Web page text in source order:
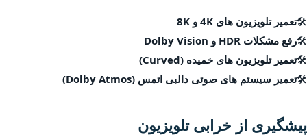
🛠تعمیر تلویزیون های 4K و 8K
🛠رفع مشکلات HDR و Dolby Vision
🛠تعمیر تلویزیون های خمیده (Curved)
🛠تعمیر سیستم های صوتی دالبی اتمس (Dolby Atmos)
پیشگیری از خرابی تلویزیون